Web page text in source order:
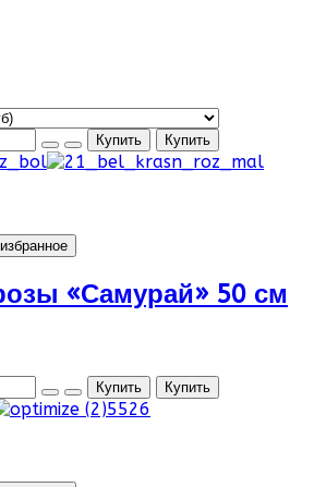
«Самурай» 50 см